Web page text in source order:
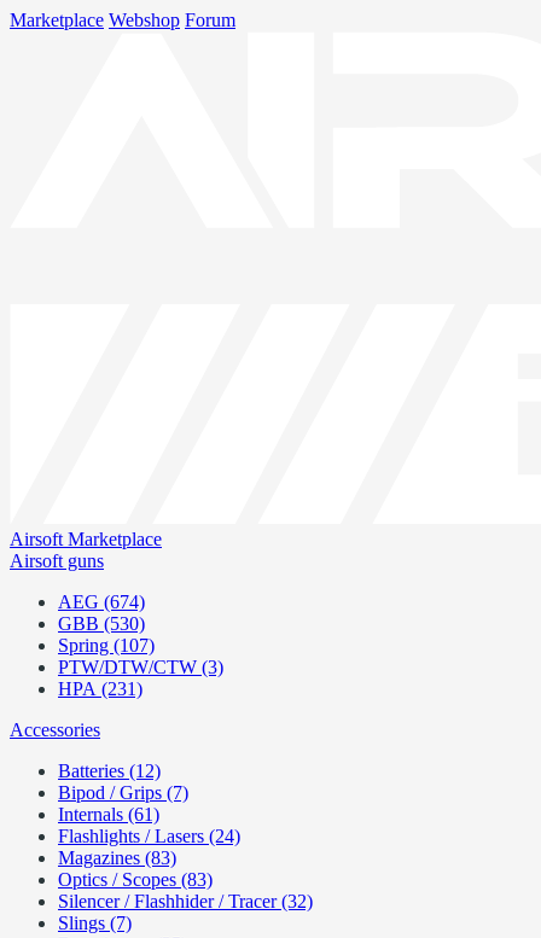
Marketplace Webshop Forum
Airsoft Marketplace
Airsoft guns
AEG (674)
GBB (530)
Spring (107)
PTW/DTW/CTW (3)
HPA (231)
Accessories
Batteries (12)
Bipod / Grips (7)
Internals (61)
Flashlights / Lasers (24)
Magazines (83)
Optics / Scopes (83)
Silencer / Flashhider / Tracer (32)
Slings (7)